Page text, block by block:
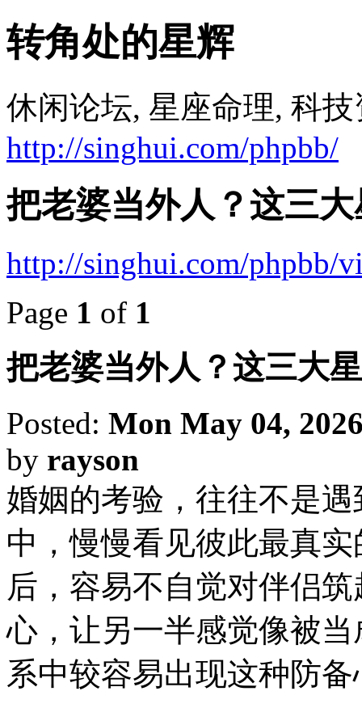
转角处的星辉
休闲论坛, 星座命理, 科
http://singhui.com/phpbb/
把老婆当外人？这三
http://singhui.com/phpbb/
Page 1 of 1
把老婆当外人？这三大
Posted: Mon May 04,
by rayson
婚姻的考验，往往不是
中，慢慢看见彼此最真
后，容易不自觉对伴侣
心，让另一半感觉像被
系中较容易出现这种防